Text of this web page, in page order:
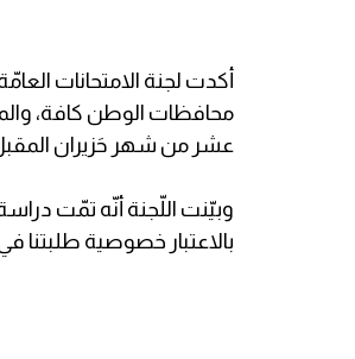
أكدت لجنة الامتحانات
محافظات الوطن كافة،
عشر من شهر حَزيران المقبل
وبيّنت اللّجنة أنّه تمّت
بالاعتبار خصوصية طلبتنا